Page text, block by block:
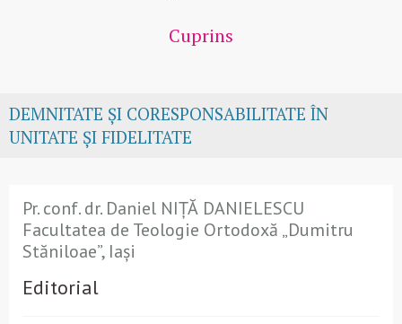
Cuprins
DEMNITATE ȘI CORESPONSABILITATE ÎN
UNITATE ȘI FIDELITATE
Pr. conf. dr. Daniel NIȚĂ DANIELESCU
Facultatea de Teologie Ortodoxă „Dumitru
Stăniloae”, Iași
Editorial